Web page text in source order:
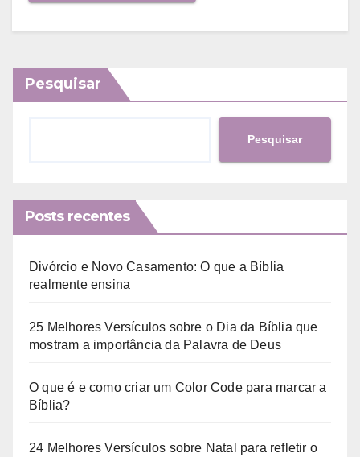
Pesquisar
Pesquisar
Posts recentes
Divórcio e Novo Casamento: O que a Bíblia
realmente ensina
25 Melhores Versículos sobre o Dia da Bíblia que
mostram a importância da Palavra de Deus
O que é e como criar um Color Code para marcar a
Bíblia?
24 Melhores Versículos sobre Natal para refletir o